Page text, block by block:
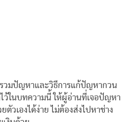
รวมปัญหาและวิธีการแก้ปัญหากวน
ไว้ในบทความนี้ ให้ผู้อ่านที่เจอปัญหา
วเองได้ง่าย ไม่ต้องส่งไปหาช่าง